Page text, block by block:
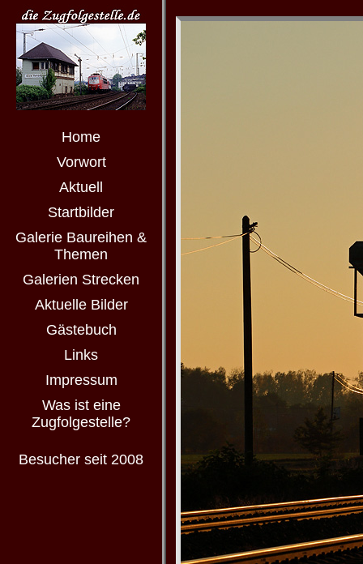
Home
Vorwort
Aktuell
Startbilder
Galerie Baureihen &
Themen
Galerien Strecken
Aktuelle Bilder
Gästebuch
Links
Impressum
Was ist eine
Zugfolgestelle?
Besucher seit 2008